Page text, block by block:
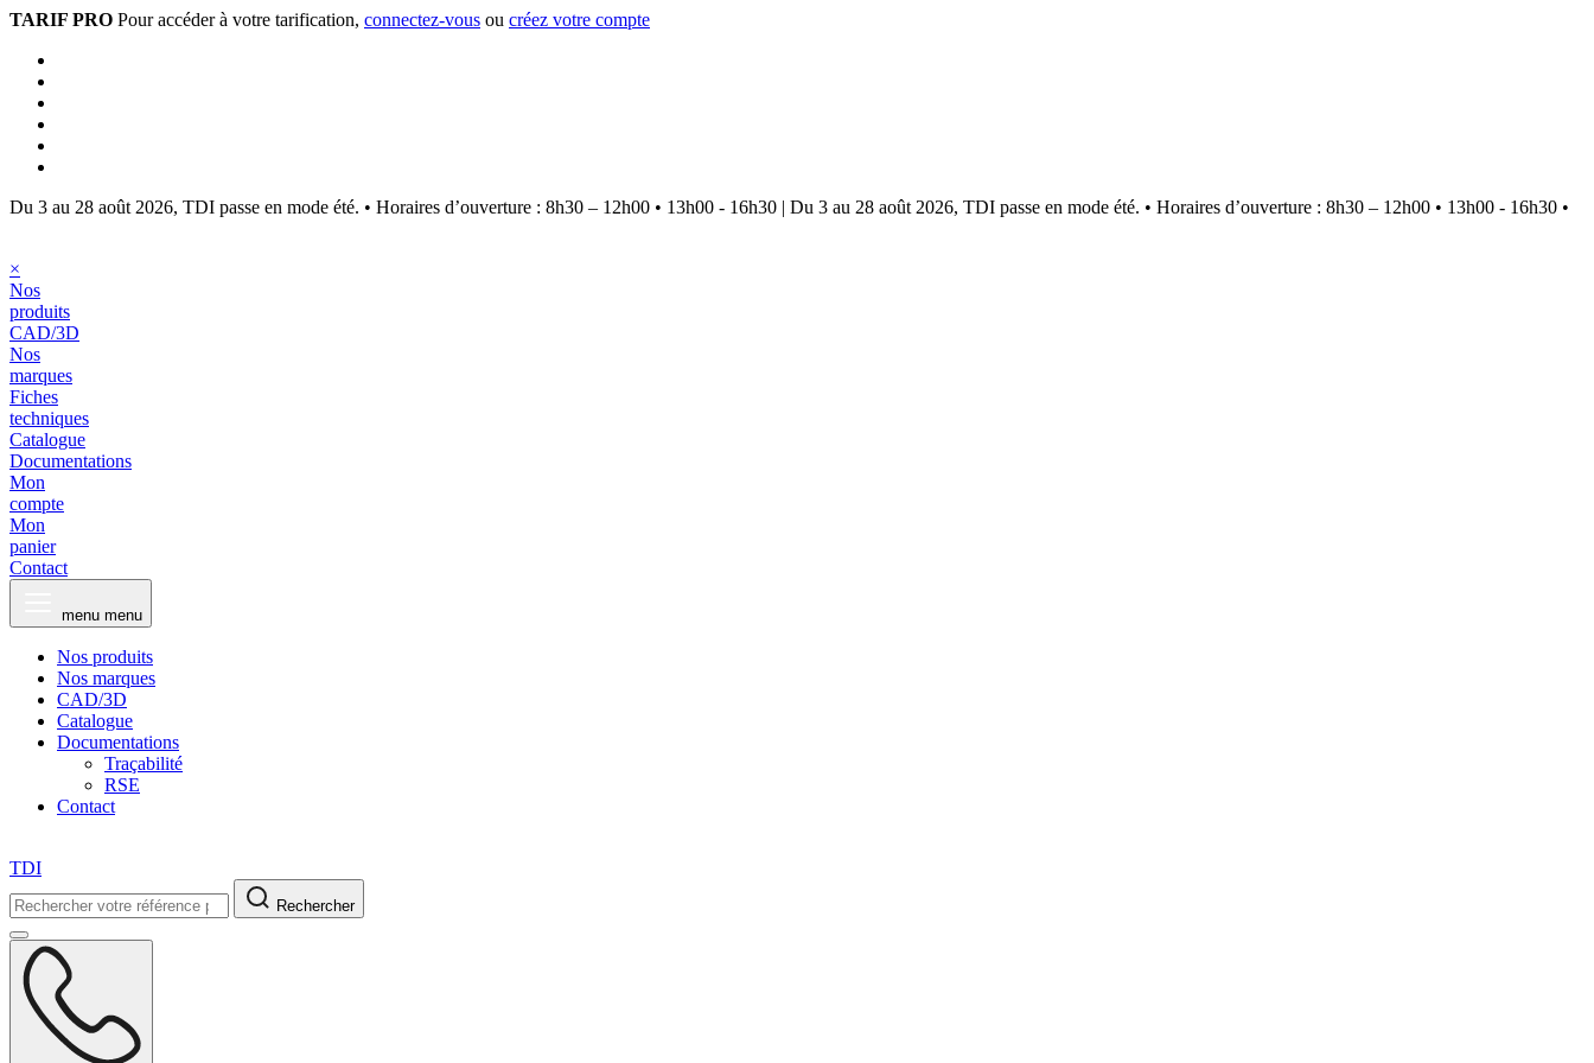
TARIF PRO Pour accéder à votre tarification, connectez-vous ou créez votre compte
Du 3 au 28 août 2026, TDI passe en mode été. • Horaires d’ouverture : 8h30 – 12h00 • 13h00 - 16h30 | Du 3 au 28 août 2026, TDI passe en mode été. • Horaires d’ouverture : 8h30 – 12h00 • 13h00 - 16h30 •
×
Nos
produits
CAD/3D
Nos
marques
Fiches
techniques
Catalogue
Documentations
Mon
compte
Mon
panier
Contact
menu menu
Nos produits
Nos marques
CAD/3D
Catalogue
Documentations
Traçabilité
RSE
Contact
TDI
Rechercher